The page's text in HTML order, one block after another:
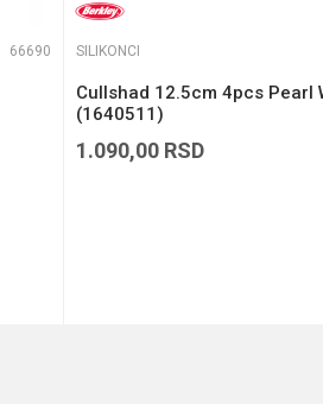
66690 SILIKONCI
Cullshad 12.5cm 4pcs Pearl
(1640511)
1.090,00 RSD